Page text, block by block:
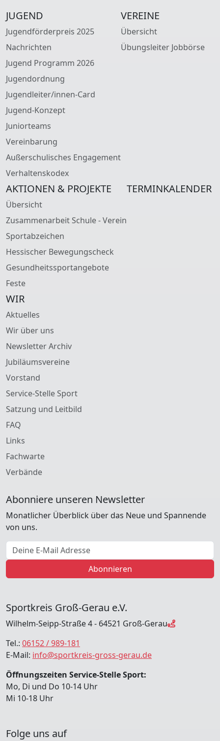
JUGEND
Jugendförderpreis 2025
Nachrichten
Jugend Programm 2026
Jugendordnung
Jugendleiter/innen-Card
Jugend-Konzept
Juniorteams
Vereinbarung
Außerschulisches Engagement
Verhaltenskodex
VEREINE
Übersicht
Übungsleiter Jobbörse
AKTIONEN & PROJEKTE
Übersicht
Zusammenarbeit Schule - Verein
Sportabzeichen
Hessischer Bewegungscheck
Gesundheitssportangebote
Feste
TERMINKALENDER
WIR
Aktuelles
Wir über uns
Newsletter Archiv
Jubiläumsvereine
Vorstand
Service-Stelle Sport
Satzung und Leitbild
FAQ
Links
Fachwarte
Verbände
Abonniere unseren Newsletter
Monatlicher Überblick über das Neue und Spannende
von uns.
E-Mail Adresse
Abonnieren
Sportkreis Groß-Gerau e.V.
Wilhelm-Seipp-Straße 4 - 64521 Groß-Gerau
Tel.: 06152 / 989-181
E-Mail: info@sportkreis-gross-gerau.de
Öffnungszeiten Service-Stelle Sport:
Mo, Di und Do 10-14 Uhr
Mi 10-18 Uhr
Folge uns auf